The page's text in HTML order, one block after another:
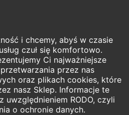
i chcemy, abyś w czasie
czuł się komfortowo.
Ci najważniejsze
przez nas
oraz plikach cookies, które
nasz Sklep. Informacje te
uwzględnieniem RODO, czyli
o ochronie danych.